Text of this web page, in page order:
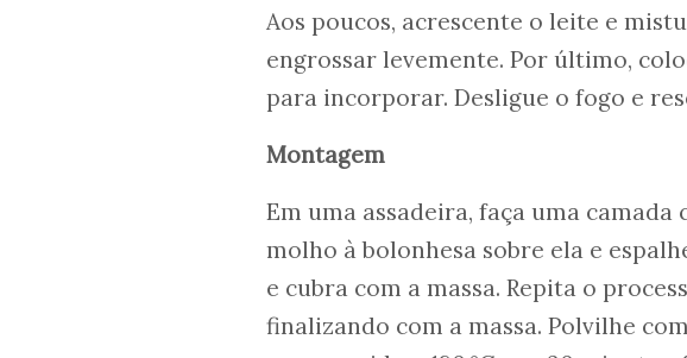
Aos poucos, acrescente o leite e
engrossar levemente. Por último,
para incorporar. Desligue o fogo e
Montagem
Em uma assadeira, faça uma camada
molho à bolonhesa sobre ela e
e cubra com a massa. Repita o
finalizando com a massa. Polvilhe